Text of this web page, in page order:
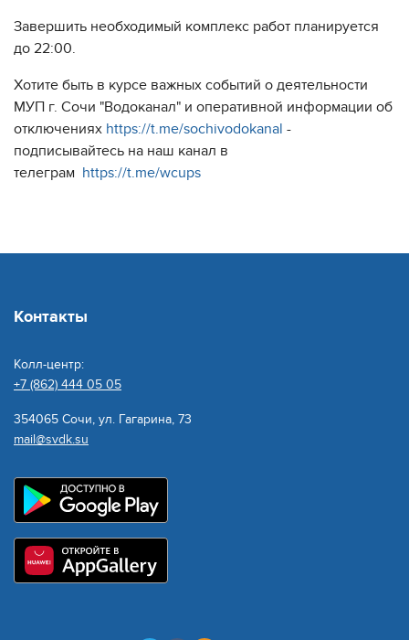
Завершить необходимый комплекс работ планируется
до 22:00.
Хотите быть в курсе важных событий о деятельности
МУП г. Сочи "Водоканал" и оперативной информации об
отключениях https://t.me/sochivodokanal -
подписывайтесь на наш канал в
телеграм https://t.me/wcups
Контакты
Колл-центр:
+7 (862) 444 05 05
354065 Сочи, ул. Гагарина, 73
mail@svdk.su